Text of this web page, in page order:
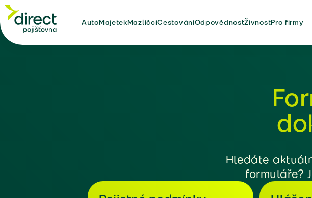
AutoMajetekMazlíčciCestováníOdpovědnostŽivnostPro firmy
Hledáte
formuláře?